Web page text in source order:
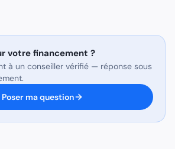
votre financement ?
à un conseiller vérifié — réponse sous
Poser ma question